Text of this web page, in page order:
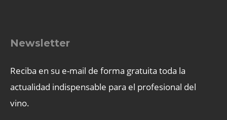
Newsletter
Reciba en su e-mail de forma gratuita toda la
actualidad indispensable para el profesional del
vino.